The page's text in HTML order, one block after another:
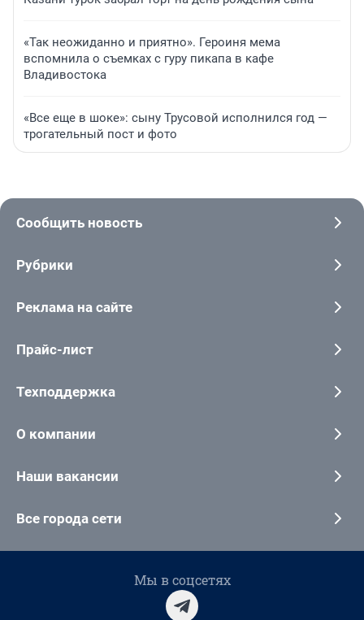
«Так неожиданно и приятно». Героиня мема
вспомнила о съемках с гуру пикапа в кафе
Владивостока
«Все еще в шоке»: сыну Трусовой исполнился год —
трогательный пост и фото
Сообщить новость
Рубрики
Реклама на сайте
Прайс-лист
Техподдержка
О компании
Наши вакансии
Все города сети
Мы в соцсетях